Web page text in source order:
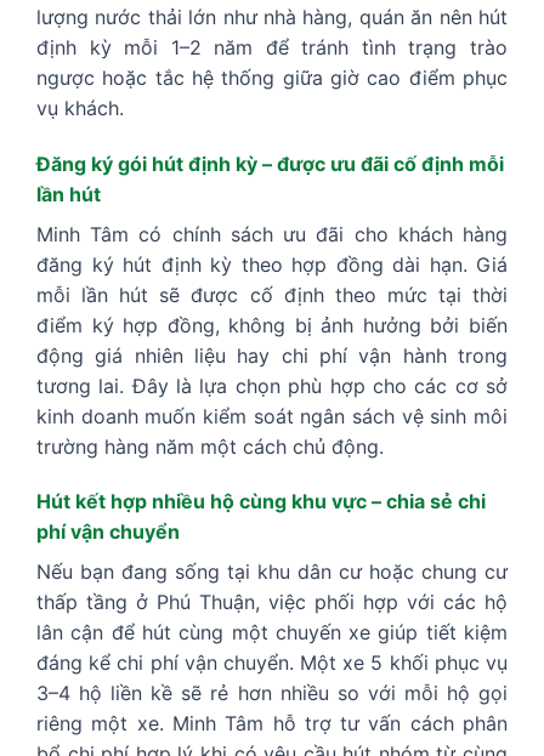
lượng nước thải lớn như nhà hàng, quán ăn nên hút
định kỳ mỗi 1–2 năm để tránh tình trạng trào
ngược hoặc tắc hệ thống giữa giờ cao điểm phục
vụ khách.
Đăng ký gói hút định kỳ – được ưu đãi cố định mỗi
lần hút
Minh Tâm có chính sách ưu đãi cho khách hàng
đăng ký hút định kỳ theo hợp đồng dài hạn. Giá
mỗi lần hút sẽ được cố định theo mức tại thời
điểm ký hợp đồng, không bị ảnh hưởng bởi biến
động giá nhiên liệu hay chi phí vận hành trong
tương lai. Đây là lựa chọn phù hợp cho các cơ sở
kinh doanh muốn kiểm soát ngân sách vệ sinh môi
trường hàng năm một cách chủ động.
Hút kết hợp nhiều hộ cùng khu vực – chia sẻ chi
phí vận chuyển
Nếu bạn đang sống tại khu dân cư hoặc chung cư
thấp tầng ở Phú Thuận, việc phối hợp với các hộ
lân cận để hút cùng một chuyến xe giúp tiết kiệm
đáng kể chi phí vận chuyển. Một xe 5 khối phục vụ
3–4 hộ liền kề sẽ rẻ hơn nhiều so với mỗi hộ gọi
riêng một xe. Minh Tâm hỗ trợ tư vấn cách phân